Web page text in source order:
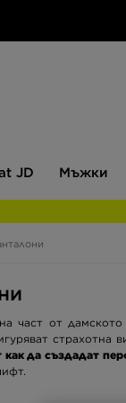
JD Мъжки
част от
как да създадат